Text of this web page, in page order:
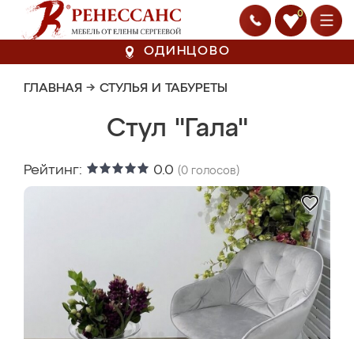
0
ОДИНЦОВО
ГЛАВНАЯ → СТУЛЬЯ И ТАБУРЕТЫ
Стул "Гала"
Рейтинг: 0.0 (0 голосов)